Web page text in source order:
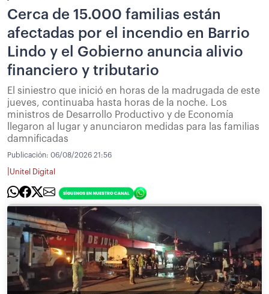
Cerca de 15.000 familias están
afectadas por el incendio en Barrio
Lindo y el Gobierno anuncia alivio
financiero y tributario
El siniestro que inició en horas de la madrugada de este
jueves, continuaba hasta horas de la noche. Los
ministros de Desarrollo Productivo y de Economía
llegaron al lugar y anunciaron medidas para las familias
damnificadas
Publicación: 06/08/2026 21:56
Unitel Digital